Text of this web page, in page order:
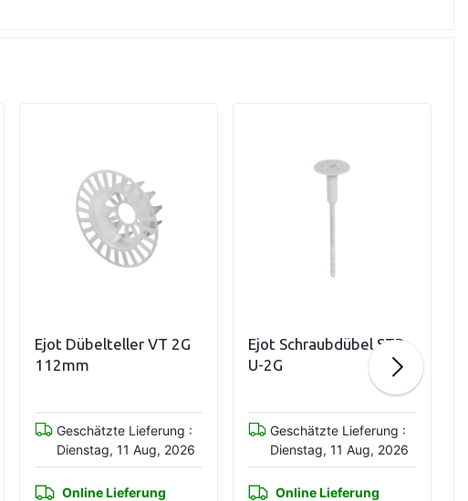
In den Warenkorb
Ejot Dübelteller VT 2G
112mm
Geschätzte Lieferung :
Dienstag, 11 Aug, 2026
Online Lieferung
Variationen anzeigen
Ejot Schraubdübel STR-
U-2G
Geschätzte Lieferung :
Dienstag, 11 Aug, 2026
Online Lieferung